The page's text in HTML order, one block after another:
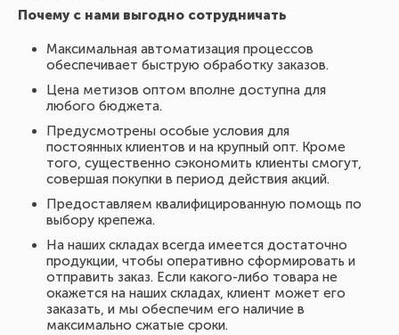
Почему с нами выгодно сотрудничать
Максимальная автоматизация процессов
обеспечивает быструю обработку заказов.
Цена метизов оптом вполне доступна для
любого бюджета.
Предусмотрены особые условия для
постоянных клиентов и на крупный опт. Кроме
того, существенно сэкономить клиенты смогут,
совершая покупки в период действия акций.
Предоставляем квалифицированную помощь по
выбору крепежа.
На наших складах всегда имеется достаточно
продукции, чтобы оперативно сформировать и
отправить заказ. Если какого-либо товара не
окажется на наших складах, клиент может его
заказать, и мы обеспечим его наличие в
максимально сжатые сроки.